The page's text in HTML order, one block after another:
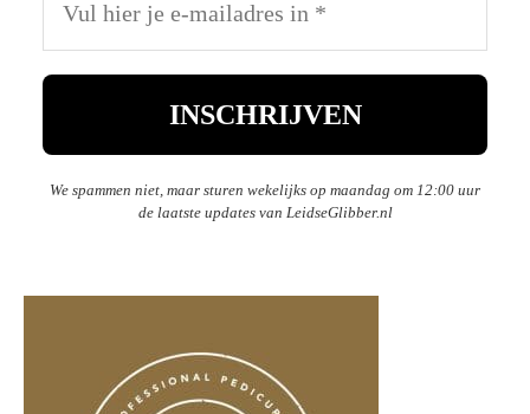
We spammen niet, maar sturen wekelijks op maandag om 12:00 uur
de laatste updates van LeidseGlibber.nl